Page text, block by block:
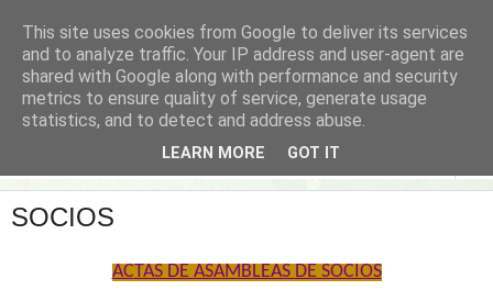
SOCIOS
ACTAS DE ASAMBLEAS DE SOCIOS
This site uses cookies from Google to deliver its services
and to analyze traffic. Your IP address and user-agent are
shared with Google along with performance and security
metrics to ensure quality of service, generate usage
statistics, and to detect and address abuse.
LEARN MORE GOT IT